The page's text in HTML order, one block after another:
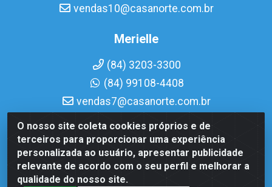
O nosso site coleta cookies próprios e de
terceiros para proporcionar uma experiência
personalizada ao usuário, apresentar publicidade
relevante de acordo com o seu perfil e melhorar a
qualidade do nosso site.
vendas10@casanorte.com.br
Merielle
(84) 3203-3300
(84) 99108-4408
vendas7@casanorte.com.br
Casa Norte LTDA - Av. Interventor Mário Câmara, 1815 -
Dix-Sept Rosado, Natal/RN - CEP 59054-600 - CNPJ
08.713.513/0001-51